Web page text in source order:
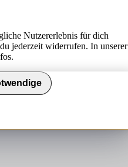
Nutzererlebnis für dich
jederzeit widerrufen. In unserer